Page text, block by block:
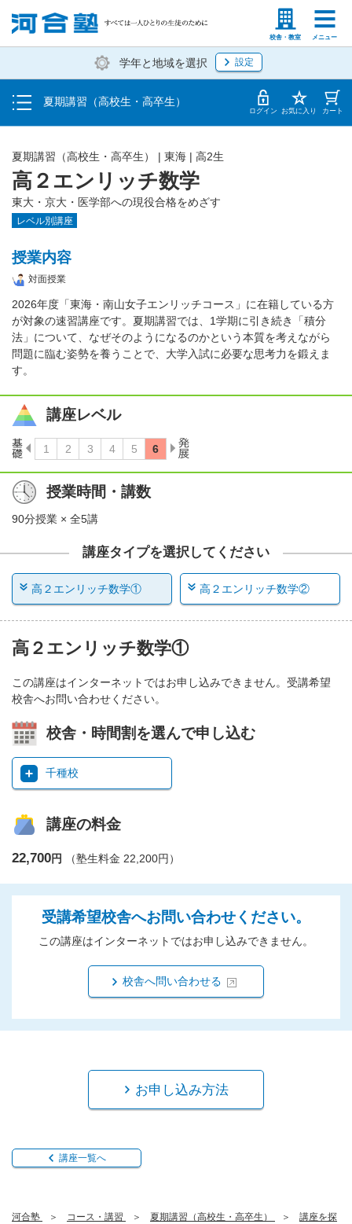
校舎・教室 メニュー
塾生の方 高等学校の先生
学年と地域を選択 設定
夏期講習（高校生・高卒生）
受講料・お申し込み方法
受講開始までの流れ
校舎・教室一覧 ログイン お気に入り カート
高２エンリッチ数学
東大・京大・医学部への現役合格をめざす
夏期講習（高校生・高卒生） | 東海 | 高2生
レベル別講座
授業内容
対面授業
2026年度「東海・南山女子エンリッチコース」に在籍している方
が対象の速習講座です。夏期講習では、1学期に引き続き「積分
法」について、なぜそのようになるのかという本質を考えながら
問題に臨む姿勢を養うことで、大学入試に必要な思考力を鍛えま
す。
講座レベル
授業時間・講数
90分授業 × 全5講
講座タイプを選択してください
高２エンリッチ数学①
高２エンリッチ数学①
この講座はインターネットではお申し込みできません。受講希望
校舎へお問い合わせください。
校舎・時間割を選んで申し込む
千種校
講座の料金
22,700円 （塾生料金 22,200円）
受講希望校舎へお問い合わせください。
この講座はインターネットではお申し込みできません。
校舎へ問い合わせる
お申し込み方法
高２エンリッチ数学②
講座一覧へ
河合塾 コース・講習 夏期講習（高校生・高卒生）
講座を探